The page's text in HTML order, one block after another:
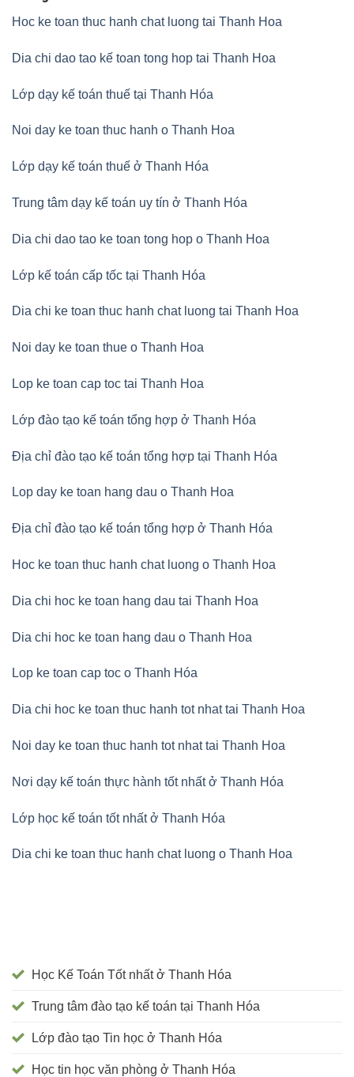
Hoc ke toan thuc hanh chat luong tai Thanh Hoa
Dia chi dao tao kế toan tong hop tai Thanh Hoa
Lớp dạy kế toán thuế tại Thanh Hóa
Noi day ke toan thuc hanh o Thanh Hoa
Lớp dạy kế toán thuế ở Thanh Hóa
Trung tâm dạy kế toán uy tín ở Thanh Hóa
Dia chi dao tao ke toan tong hop o Thanh Hoa
Lớp kế toán cấp tốc tại Thanh Hóa
Dia chi ke toan thuc hanh chat luong tai Thanh Hoa
Noi day ke toan thue o Thanh Hoa
Lop ke toan cap toc tai Thanh Hoa
Lớp đào tạo kế toán tổng hợp ở Thanh Hóa
Địa chỉ đào tạo kế toán tổng hợp tại Thanh Hóa
Lop day ke toan hang dau o Thanh Hoa
Địa chỉ đào tạo kế toán tổng hợp ở Thanh Hóa
Hoc ke toan thuc hanh chat luong o Thanh Hoa
Dia chi hoc ke toan hang dau tai Thanh Hoa
Dia chi hoc ke toan hang dau o Thanh Hoa
Lop ke toan cap toc o Thanh Hóa
Dia chi hoc ke toan thuc hanh tot nhat tai Thanh Hoa
Noi day ke toan thuc hanh tot nhat tai Thanh Hoa
Nơi dạy kế toán thực hành tốt nhất ở Thanh Hóa
Lớp học kế toán tốt nhất ở Thanh Hóa
Dia chi ke toan thuc hanh chat luong o Thanh Hoa
Học Kế Toán Tốt nhất ở Thanh Hóa
Trung tâm đào tạo kế toán tại Thanh Hóa
Lớp đào tạo Tin học ở Thanh Hóa
Học tin học văn phòng ở Thanh Hóa